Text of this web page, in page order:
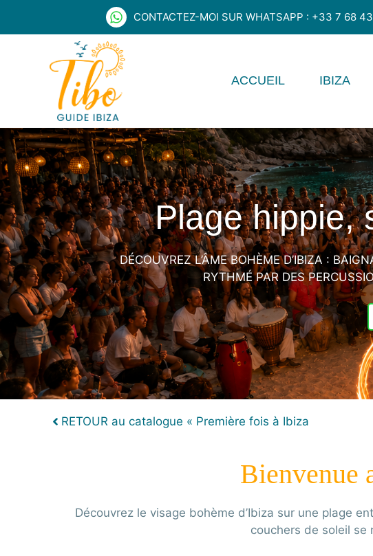
CONTACTEZ-MOI SUR WHATSAPP : +33 7 68
ACCUEIL IBIZA
Plage hippie,
DÉCOUVREZ L’ÂME BOHÈME D’IBIZA :
RYTHMÉ PAR DES
RETOUR au catalogue « Première fois à Ibiza
Bienvenue
Découvrez le visage bohème d’Ibiza sur une plage
couchers de soleil se